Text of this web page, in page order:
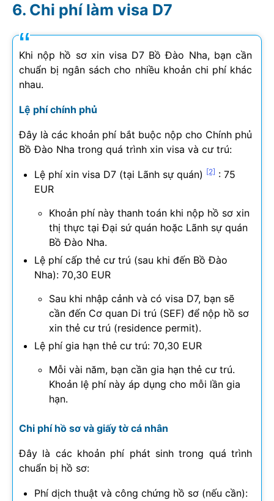
Chi phí làm visa D7
Khi nộp hồ sơ xin visa D7 Bồ Đào Nha, bạn cần
chuẩn bị ngân sách cho nhiều khoản chi phí khác
nhau.
Lệ phí chính phủ
Đây là các khoản phí bắt buộc nộp cho Chính phủ
Bồ Đào Nha trong quá trình xin visa và cư trú:
Lệ phí xin visa D7 (tại Lãnh sự quán) [2] : 75
EUR
Khoản phí này thanh toán khi nộp hồ sơ xin
thị thực tại Đại sứ quán hoặc Lãnh sự quán
Bồ Đào Nha.
Lệ phí cấp thẻ cư trú (sau khi đến Bồ Đào
Nha): 70,30 EUR
Sau khi nhập cảnh và có visa D7, bạn sẽ
cần đến Cơ quan Di trú (SEF) để nộp hồ sơ
xin thẻ cư trú (residence permit).
Lệ phí gia hạn thẻ cư trú: 70,30 EUR
Mỗi vài năm, bạn cần gia hạn thẻ cư trú.
Khoản lệ phí này áp dụng cho mỗi lần gia
hạn.
Chi phí hồ sơ và giấy tờ cá nhân
Đây là các khoản phí phát sinh trong quá trình
chuẩn bị hồ sơ:
Phí dịch thuật và công chứng hồ sơ (nếu cần):